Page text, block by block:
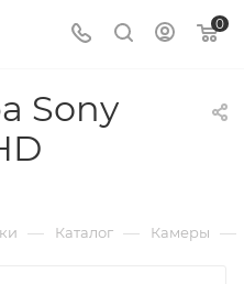
0
Sony
— Каталог — Камеры —